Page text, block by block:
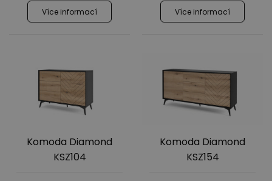
Více informací Více informací
Komoda Diamond
KSZ104
Komoda Diamond
KSZ154